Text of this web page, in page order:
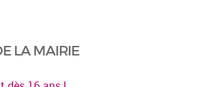
LA MAIRIE